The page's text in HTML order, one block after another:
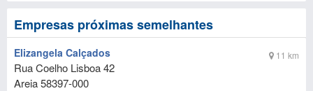
Empresas próximas semelhantes
11 km
Elizangela Calçados
Rua Coelho Lisboa 42
Areia58397-000